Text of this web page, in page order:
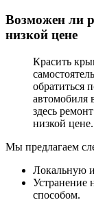
Возможен ли
низкой цене
Красить
обратиться
автомобиля
здесь
низкой цене.
Мы предлагаем
Локальную
Устранение
способом.